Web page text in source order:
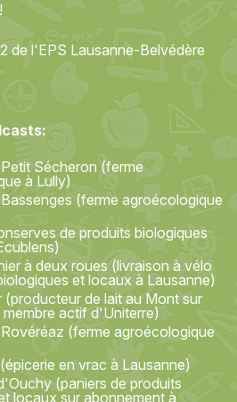
de l'EPS Lausanne-Belvédère
Sécheron (ferme
à Lully)
(ferme agroécologique
de produits biologiques
à deux roues (livraison à vélo
et locaux à Lausanne)
(producteur de lait au Mont sur
membre actif d'Uniterre)
(ferme agroécologique
en vrac à Lausanne)
(paniers de produits
locaux sur abonnement à